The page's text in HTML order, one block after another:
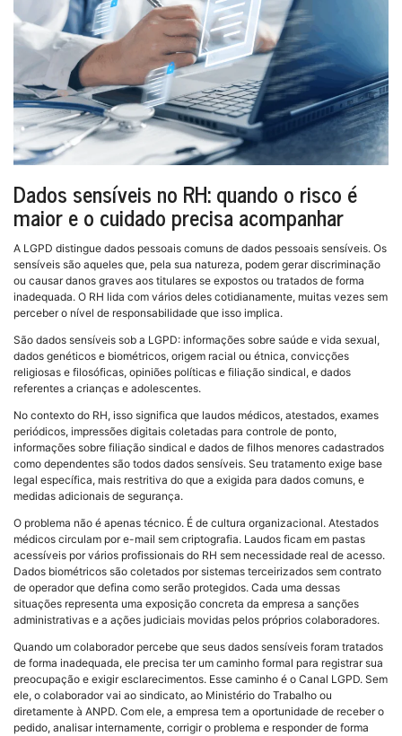
Dados sensíveis no RH: quando o risco é
maior e o cuidado precisa acompanhar
A LGPD distingue dados pessoais comuns de dados pessoais sensíveis. Os
sensíveis são aqueles que, pela sua natureza, podem gerar discriminação
ou causar danos graves aos titulares se expostos ou tratados de forma
inadequada. O RH lida com vários deles cotidianamente, muitas vezes sem
perceber o nível de responsabilidade que isso implica.
São dados sensíveis sob a LGPD: informações sobre saúde e vida sexual,
dados genéticos e biométricos, origem racial ou étnica, convicções
religiosas e filosóficas, opiniões políticas e filiação sindical, e dados
referentes a crianças e adolescentes.
No contexto do RH, isso significa que laudos médicos, atestados, exames
periódicos, impressões digitais coletadas para controle de ponto,
informações sobre filiação sindical e dados de filhos menores cadastrados
como dependentes são todos dados sensíveis. Seu tratamento exige base
legal específica, mais restritiva do que a exigida para dados comuns, e
medidas adicionais de segurança.
O problema não é apenas técnico. É de cultura organizacional. Atestados
médicos circulam por e-mail sem criptografia. Laudos ficam em pastas
acessíveis por vários profissionais do RH sem necessidade real de acesso.
Dados biométricos são coletados por sistemas terceirizados sem contrato
de operador que defina como serão protegidos. Cada uma dessas
situações representa uma exposição concreta da empresa a sanções
administrativas e a ações judiciais movidas pelos próprios colaboradores.
Quando um colaborador percebe que seus dados sensíveis foram tratados
de forma inadequada, ele precisa ter um caminho formal para registrar sua
preocupação e exigir esclarecimentos. Esse caminho é o Canal LGPD. Sem
ele, o colaborador vai ao sindicato, ao Ministério do Trabalho ou
diretamente à ANPD. Com ele, a empresa tem a oportunidade de receber o
pedido, analisar internamente, corrigir o problema e responder de forma